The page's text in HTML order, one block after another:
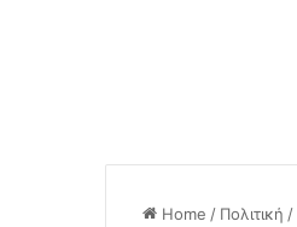
Home / Πολιτική /